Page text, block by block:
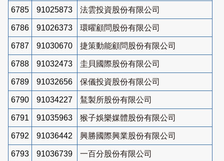
6785 91025873 法雲投資股份有限公司
6786 91026373 環曜顧問股份有限公司
6787 91030670 捷策動能顧問股份有限公司
6788 91032473 圭貝國際股份有限公司
6789 91032656 保儀投資股份有限公司
6790 91034227 鵟製所股份有限公司
6791 91035963 猴子娛樂媒體股份有限公司
6792 91036442 興勝國際興業股份有限公司
6793 91036739 一百分股份有限公司